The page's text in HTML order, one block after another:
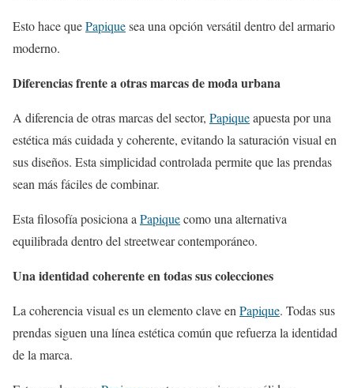
Esto hace quePapiquesea una opción versátil dentro del armario
moderno.
Diferencias frente a otras marcas de moda urbana
A diferencia de otras marcas del sector, Papiqueapuesta por una
estética más cuidada y coherente, evitando la saturación visual en
sus diseños. Esta simplicidad controlada permite que las prendas
sean más fáciles de combinar.
Esta filosofía posiciona a Papiquecomo una alternativa
equilibrada dentro del streetwear contemporáneo.
Una identidad coherente en todas sus colecciones
La coherencia visual es un elemento clave en Papique. Todas sus
prendas siguen una línea estética común que refuerza la identidad
de la marca.